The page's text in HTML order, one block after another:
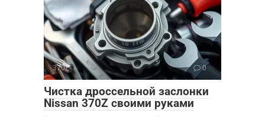
370Z 0
Чистка дроссельной заслонки
Nissan 370Z своими руками